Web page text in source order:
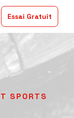
Essai Gratuit
SPORTS